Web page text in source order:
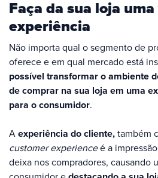
Faça da sua loja
experiência
Não importa qual o segmento de
oferece e em qual mercado está
possível transformar o ambiente
de comprar na sua loja em uma
para o consumidor.
A experiência do cliente, também
customer experienceé a
deixa nos compradores, causando